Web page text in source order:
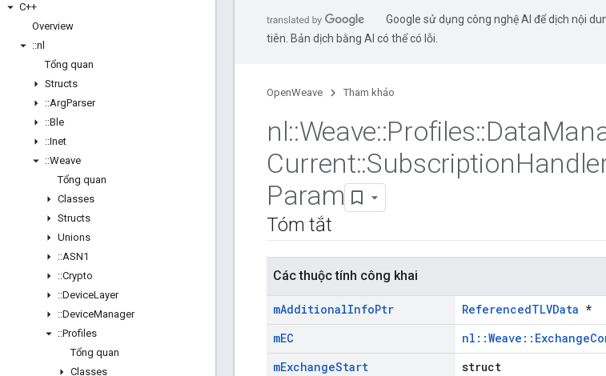
C++
Overview
::nl
Tổng quan
Structs
::ArgParser
::Ble
::Inet
::Weave
Tổng quan
Classes
Structs
Unions
::ASN1
::Crypto
::DeviceLayer
::DeviceManager
::Profiles
Tổng quan
Classes
Google sử dụng công nghệ AI để dịch nội
tiên. Bản dịch bằng AI có thể có lỗi.
OpenWeave Tham khảo
nl::Weave::Profiles::Data
Current::Subscription
Param
Tóm tắt
Các thuộc tính công khai
mAdditionalInfoPtr ReferencedTLVData *
mEC
mExchangeStart
struct